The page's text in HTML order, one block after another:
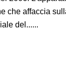
che affaccia
del......